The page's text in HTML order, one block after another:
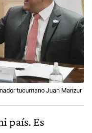
tucumano Juan Manzur
país. Es